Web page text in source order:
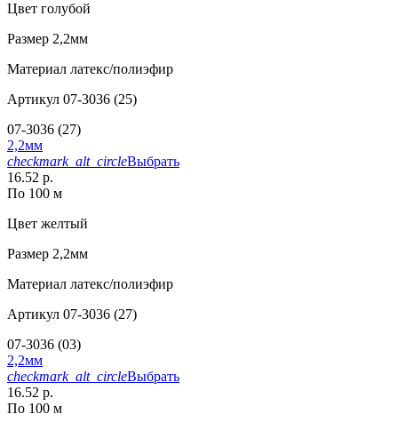
Цвет голубой
Размер 2,2мм
Материал латекс/полиэфир
Артикул 07-3036 (25)
07-3036 (27)
2,2мм
checkmark_alt_circleВыбрать
16.52 р.
По 100 м
Цвет желтый
Размер 2,2мм
Материал латекс/полиэфир
Артикул 07-3036 (27)
07-3036 (03)
2,2мм
checkmark_alt_circleВыбрать
16.52 р.
По 100 м